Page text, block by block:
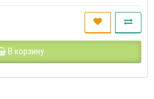
В корзину